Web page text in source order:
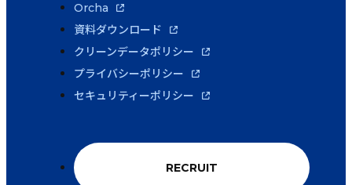
Orcha
資料ダウンロード
クリーンデータポリシー
プライバシーポリシー
セキュリティーポリシー
RECRUIT